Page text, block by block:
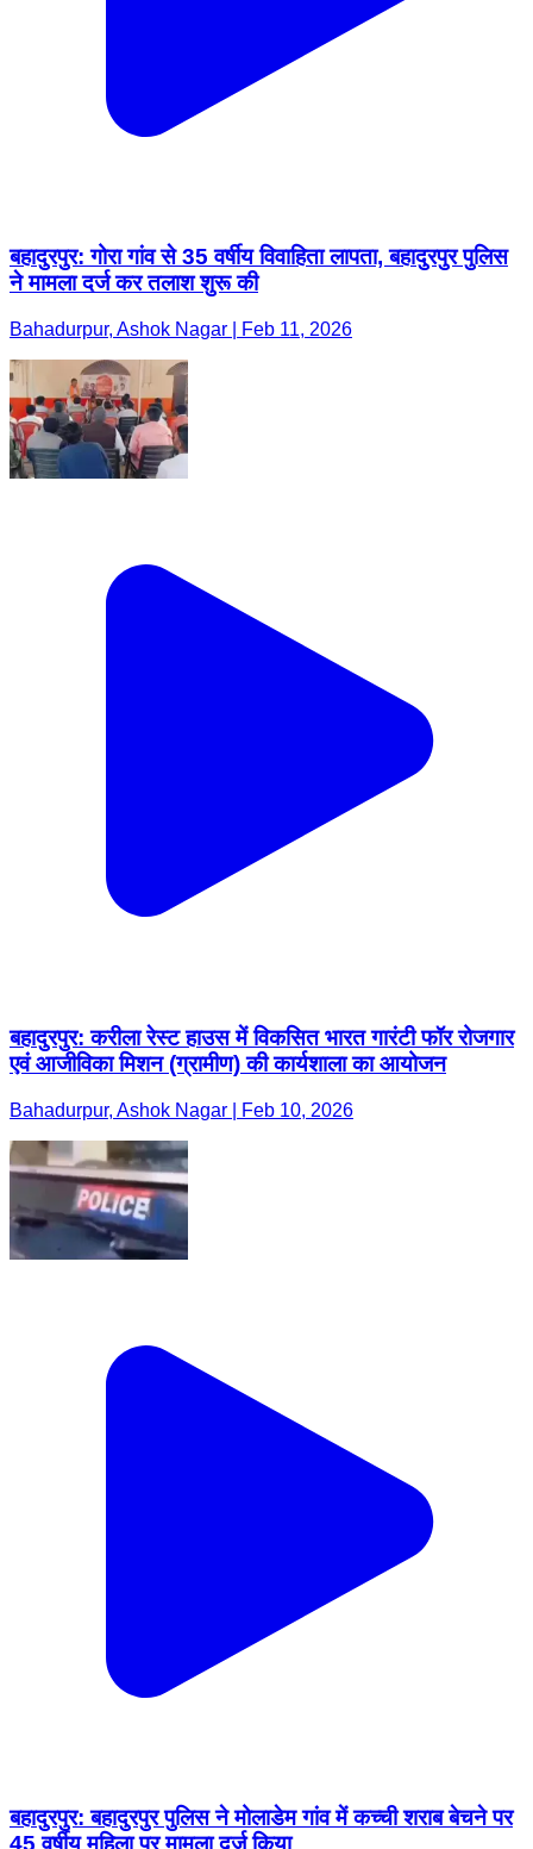
बहादुरपुर: गोरा गांव से 35 वर्षीय विवाहिता लापता, बहादुरपुर पुलिस
ने मामला दर्ज कर तलाश शुरू की
Bahadurpur, Ashok Nagar | Feb 11, 2026
बहादुरपुर: करीला रेस्ट हाउस में विकसित भारत गारंटी फॉर रोजगार
एवं आजीविका मिशन (ग्रामीण) की कार्यशाला का आयोजन
Bahadurpur, Ashok Nagar | Feb 10, 2026
बहादुरपुर: बहादुरपुर पुलिस ने मोलाडेम गांव में कच्ची शराब बेचने पर
45 वर्षीय महिला पर मामला दर्ज किया